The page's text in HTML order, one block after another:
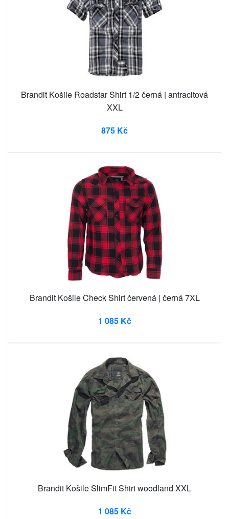
Brandit Košile Roadstar Shirt 1/2 černá | antracitová
XXL
875 Kč
Brandit Košile Check Shirt červená | černá 7XL
1 085 Kč
Brandit Košile SlimFit Shirt woodland XXL
1 085 Kč